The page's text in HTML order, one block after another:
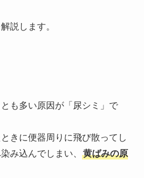
説します。
も多い原因が「尿シミ」で
きに便器周りに飛び散ってし
み込んでしまい、 黄ばみの原